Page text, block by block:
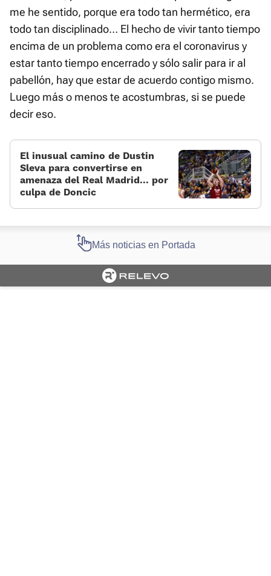
me he sentido, porque era todo tan hermético, era
todo tan disciplinado… El hecho de vivir tanto tiempo
encima de un problema como era el coronavirus y
estar tanto tiempo encerrado y sólo salir para ir al
pabellón, hay que estar de acuerdo contigo mismo.
Luego más o menos te acostumbras, si se puede
decir eso.
El inusual camino de Dustin
Sleva para convertirse en
amenaza del Real Madrid... por
culpa de Doncic
Más noticias en Portada